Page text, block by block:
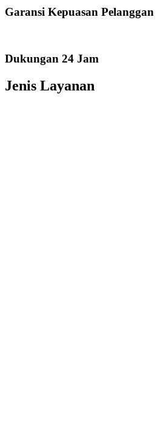
Garansi Kepuasan Pelanggan
Dukungan 24 Jam
Jenis Layanan